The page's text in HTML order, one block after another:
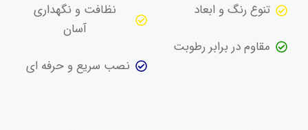
تنوع رنگ و ابعاد
مقاوم در برابر رطوبت
نظافت و نگهداری
آسان
نصب سریع و حرفه ای